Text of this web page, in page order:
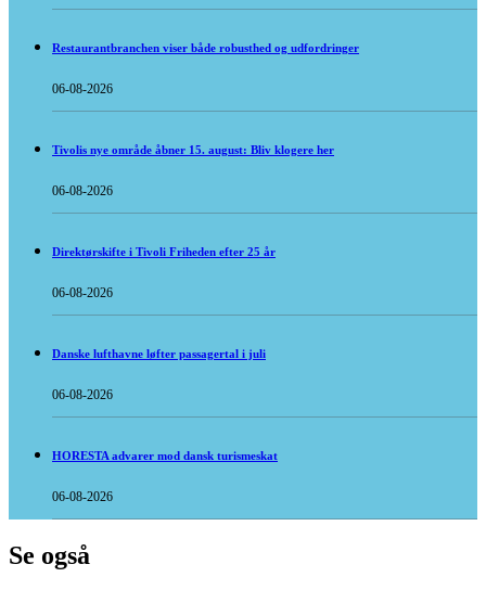
Restaurantbranchen viser både robusthed og udfordringer
06-08-2026
Tivolis nye område åbner 15. august: Bliv klogere her
06-08-2026
Direktørskifte i Tivoli Friheden efter 25 år
06-08-2026
Danske lufthavne løfter passagertal i juli
06-08-2026
HORESTA advarer mod dansk turismeskat
06-08-2026
Se også